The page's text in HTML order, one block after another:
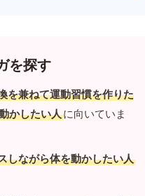
を探す
を兼ねて運動習慣を作りた
かしたい人に向いていま
しながら体を動かしたい人